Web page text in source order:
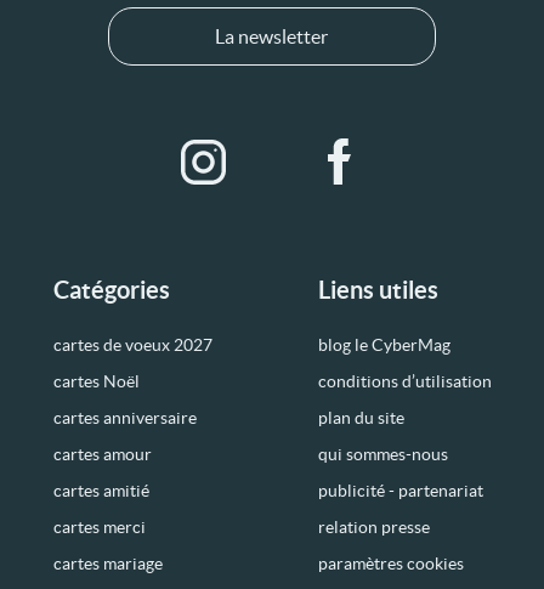
Catégories
cartes de voeux 2027
cartes Noël
cartes anniversaire
cartes amour
cartes amitié
cartes merci
cartes mariage
Liens utiles
blog le CyberMag
conditions d’utilisation
plan du site
qui sommes-nous
publicité - partenariat
relation presse
paramètres cookies
La newsletter